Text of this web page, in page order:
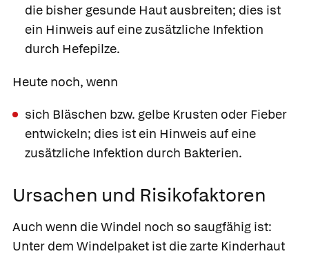
die bisher gesunde Haut ausbreiten; dies ist
ein Hinweis auf eine zusätzliche Infektion
durch Hefepilze.
Heute noch, wenn
sich Bläschen bzw. gelbe Krusten oder Fieber
entwickeln; dies ist ein Hinweis auf eine
zusätzliche Infektion durch Bakterien.
Ursachen und Risikofaktoren
Auch wenn die Windel noch so saugfähig ist:
Unter dem Windelpaket ist die zarte Kinderhaut